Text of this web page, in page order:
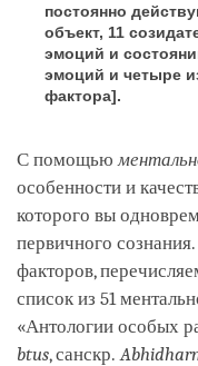
постоянно
объект, 11
эмоций и
эмоций и четыре
фактора].
С помощью
особенности и
которого вы
первичного
факторов,
список из 51
«Антологии особых
btus, санскр.